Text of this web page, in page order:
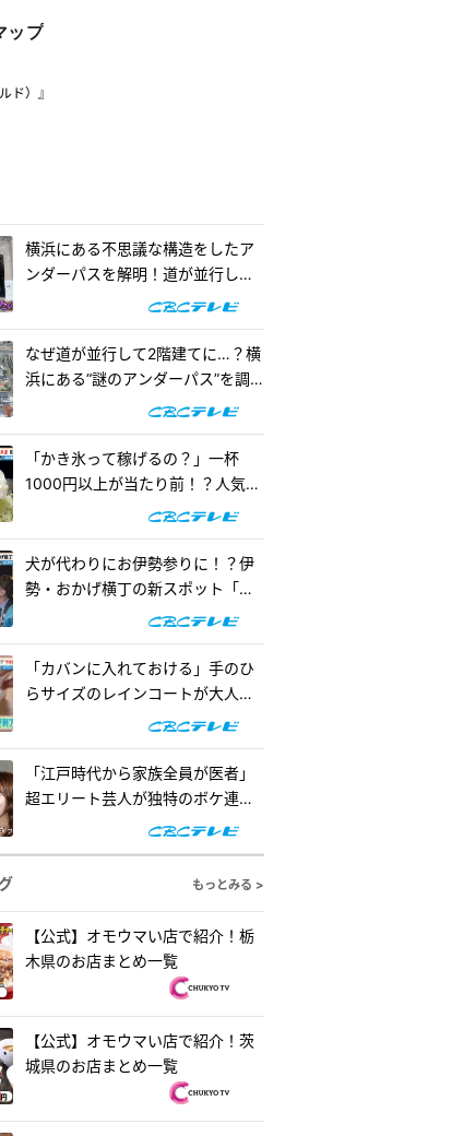
ップ
ド）』
横浜にある不思議な構造をしたア
ンダーパスを解明！道が並行して2
階建てになったワケとは『道との
なぜ道が並行して2階建てに…？横
浜にある“謎のアンダーパス”を調
査！『道との遭遇』
「かき氷って稼げるの？」一杯
1000円以上が当たり前！？人気店
の懐事情をリサーチ『チャン
犬が代わりにお伊勢参りに！？伊
勢・おかげ横丁の新スポット「オ
カゲ屋敷」で“おかげ犬”を体験
「カバンに入れておける」手のひ
らサイズのレインコートが大人
気！「ダイソー」で買える夏の便
「江戸時代から家族全員が医者」
超エリート芸人が独特のボケ連
発！自作ゲームで三上悠亜が歌声
もっとみる >
【公式】オモウマい店で紹介！栃
木県のお店まとめ一覧
【公式】オモウマい店で紹介！茨
城県のお店まとめ一覧